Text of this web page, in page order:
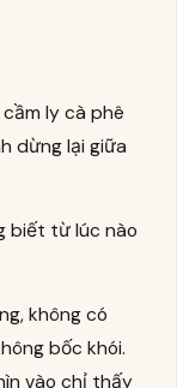
ly cà phê
dừng lại giữa
biết từ lúc nào
không có
bốc khói.
vào chỉ thấy